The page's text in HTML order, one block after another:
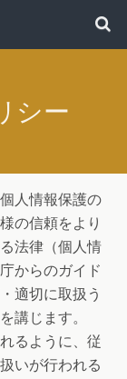
シー
人情報保護の
の信頼をより
法律（個人情
からのガイド
適切に取扱う
講じます。
るように、従
いが行われる